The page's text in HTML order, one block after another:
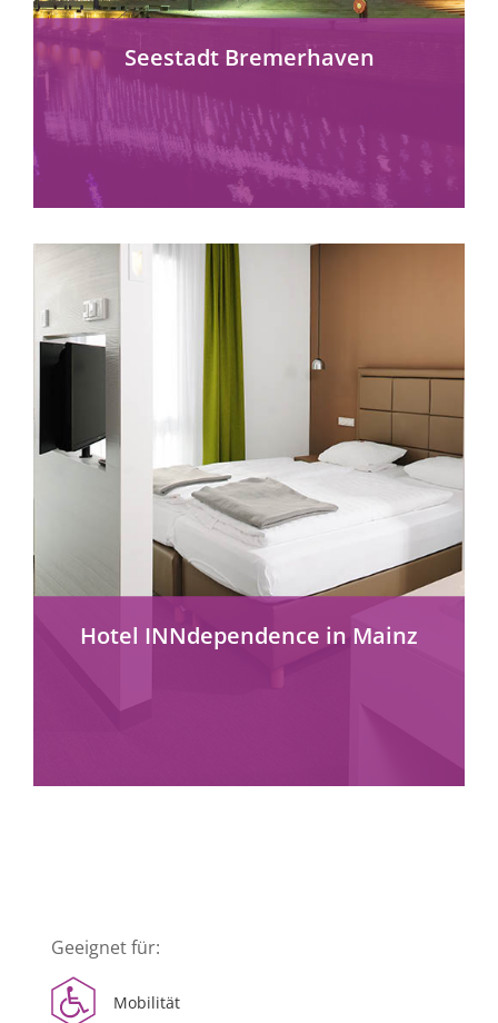
Seestadt Bremerhaven
mehr erfahren
Hotel INNdependence in Mainz
Geeignet für:
Mobilität